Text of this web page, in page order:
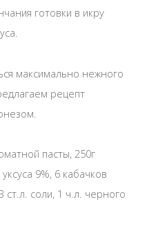
готовки в икру
максимально нежного
рецепт
пасты, 250г
9%, 6 кабачков
ст.л. соли, 1 ч.л. черного